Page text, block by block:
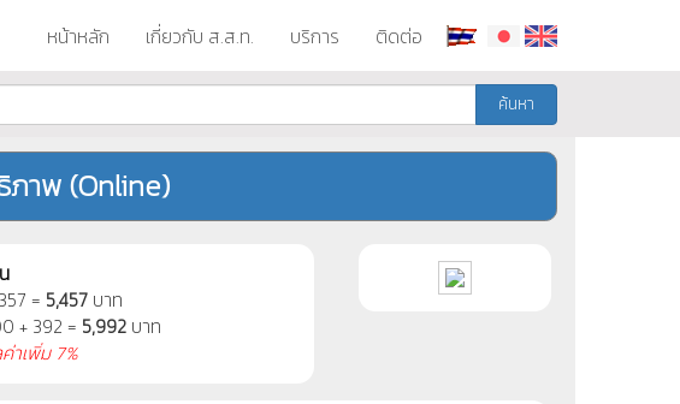
หน้าหลัก เกี่ยวกับ ส.ส.ท. บริการ ติดต่อ
ค้นหา
ภาพ (Online)
= 5,457บาท
+ 392 = 5,992บาท
าเพิ่ม 7%